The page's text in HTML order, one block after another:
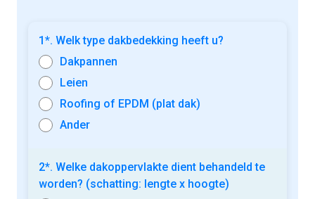
1*. Welk type dakbedekking heeft u?
Dakpannen
Leien
Roofing of EPDM (plat dak)
Ander
2*. Welke dakoppervlakte dient behandeld te
worden? (schatting: lengte x hoogte)